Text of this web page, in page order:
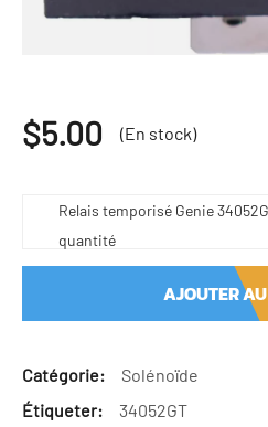
$5.00 (En stock)
Relais temporisé Genie
quantité
AJOUTER
Catégorie:
Solénoïde
Étiqueter:
34052GT